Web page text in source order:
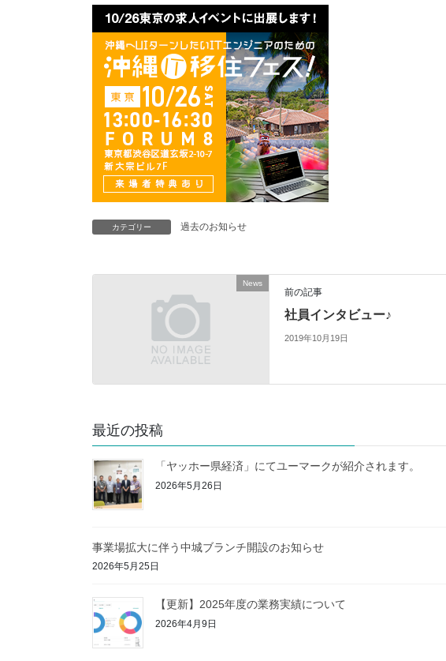
カテゴリー 過去のお知らせ
News
前の記事
社員インタビュー♪
2019年10月19日
最近の投稿
「ヤッホー県経済」にてユーマークが紹介されます。
2026年5月26日
事業場拡大に伴う中城ブランチ開設のお知らせ
2026年5月25日
【更新】2025年度の業務実績について
2026年4月9日